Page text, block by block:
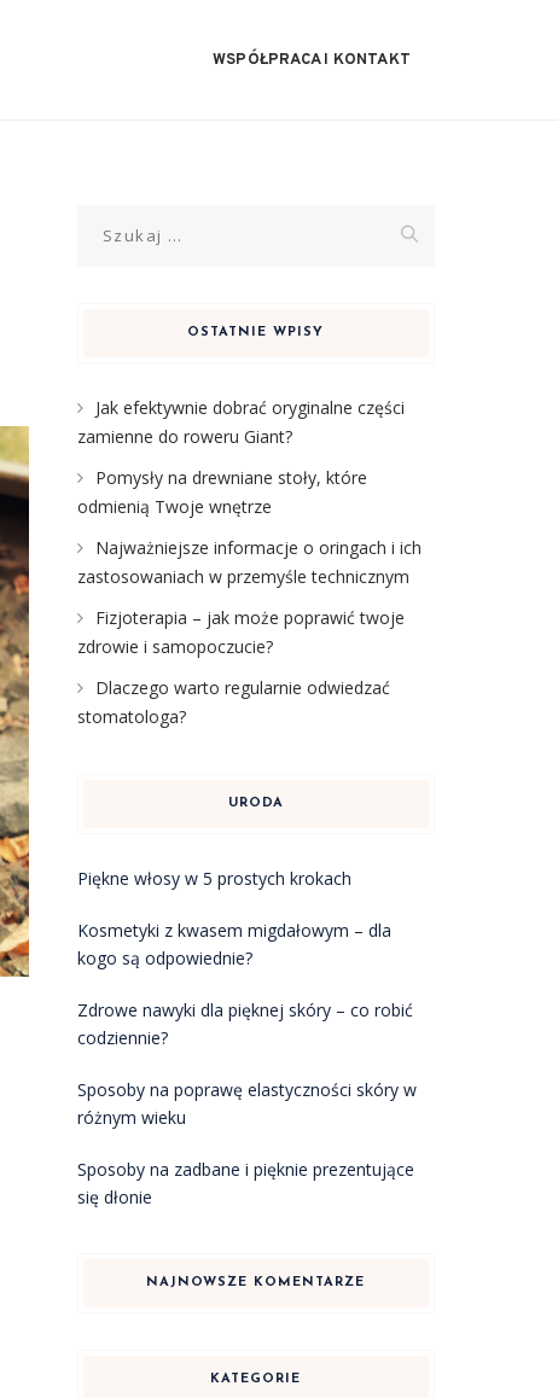
WSPÓŁPRACA I KONTAKT
OSTATNIE WPISY
Jak efektywnie dobrać oryginalne części
zamienne do roweru Giant?
Pomysły na drewniane stoły, które
odmienią Twoje wnętrze
Najważniejsze informacje o oringach i ich
zastosowaniach w przemyśle technicznym
Fizjoterapia – jak może poprawić twoje
zdrowie i samopoczucie?
Dlaczego warto regularnie odwiedzać
stomatologa?
URODA
Piękne włosy w 5 prostych krokach
Kosmetyki z kwasem migdałowym – dla
kogo są odpowiednie?
Zdrowe nawyki dla pięknej skóry – co robić
codziennie?
Sposoby na poprawę elastyczności skóry w
różnym wieku
Sposoby na zadbane i pięknie prezentujące
się dłonie
NAJNOWSZE KOMENTARZE
KATEGORIE